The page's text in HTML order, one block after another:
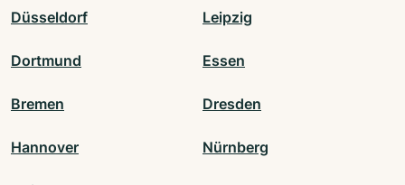
Düsseldorf Leipzig
Dortmund Essen
Bremen Dresden
Hannover Nürnberg